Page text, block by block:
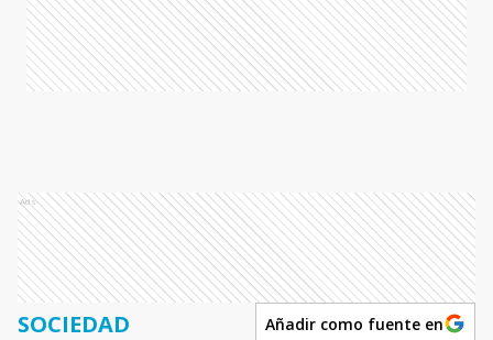
Ads
SOCIEDAD Añadir como fuente en